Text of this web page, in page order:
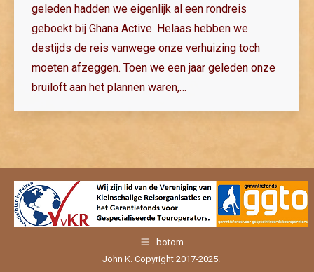
geleden hadden we eigenlijk al een rondreis
geboekt bij Ghana Active. Helaas hebben we
destijds de reis vanwege onze verhuizing toch
moeten afzeggen. Toen we een jaar geleden onze
bruiloft aan het plannen waren,…
botom
John K. Copyright 2017-2025.